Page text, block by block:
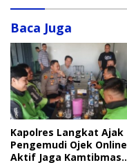
Baca Juga
Kapolres Langkat Ajak
Pengemudi Ojek Online
Aktif Jaga Kamtibmas